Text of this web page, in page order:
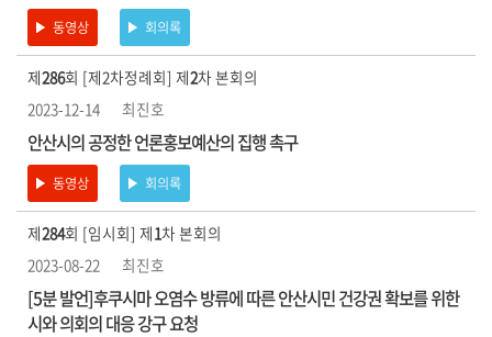
동영상 회의록
제286회 [제2차정례회] 제2차 본회의
2023-12-14
최진호
안산시의 공정한 언론홍보예산의 집행 촉구
동영상 회의록
제284회 [임시회] 제1차 본회의
2023-08-22
최진호
[5분 발언]후쿠시마 오염수 방류에 따른 안산시민 건강권 확보를 위한
시와 의회의 대응 강구 요청